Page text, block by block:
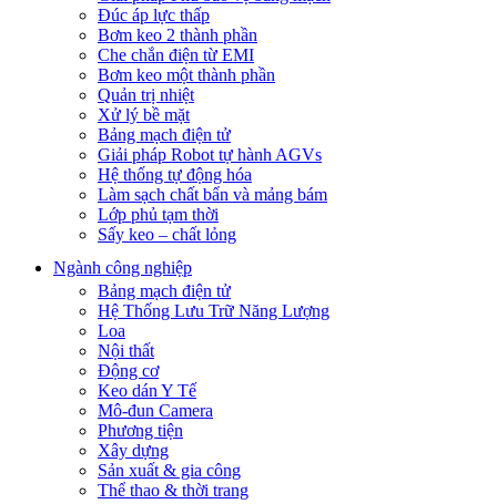
Đúc áp lực thấp
Bơm keo 2 thành phần
Che chắn điện từ EMI
Bơm keo một thành phần
Quản trị nhiệt
Xử lý bề mặt
Bảng mạch điện tử
Giải pháp Robot tự hành AGVs
Hệ thống tự động hóa
Làm sạch chất bẩn và mảng bám
Lớp phủ tạm thời
Sấy keo – chất lỏng
Ngành công nghiệp
Bảng mạch điện tử
Hệ Thống Lưu Trữ Năng Lượng
Loa
Nội thất
Động cơ
Keo dán Y Tế
Mô-đun Camera
Phương tiện
Xây dựng
Sản xuất & gia công
Thể thao & thời trang